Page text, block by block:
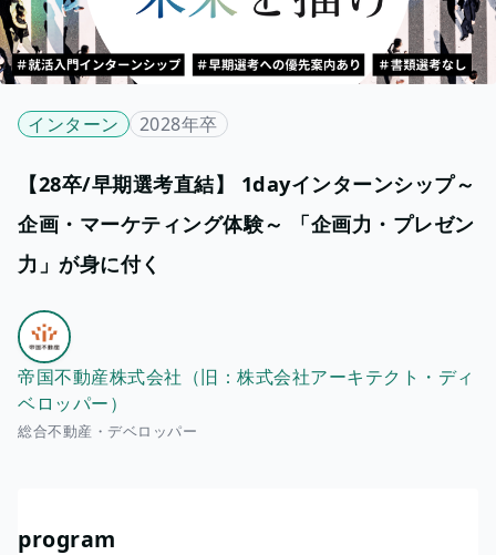
インターン 2028年卒
【28卒/早期選考直結】 1dayインターンシップ～
企画・マーケティング体験～ 「企画力・プレゼン
力」が身に付く
帝国不動産株式会社（旧：株式会社アーキテクト・ディ
ベロッパー）
総合不動産・デベロッパー
program